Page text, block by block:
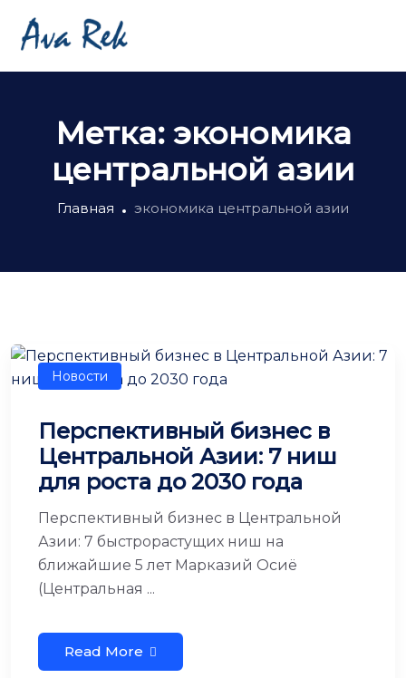
Метка: экономика
центральной азии
Главная экономика центральной азии
Новости
Перспективный бизнес в
Центральной Азии: 7 ниш
для роста до 2030 года
Перспективный бизнес в Центральной
Азии: 7 быстрорастущих ниш на
ближайшие 5 лет Марказий Осиё
(Центральная ...
Read More